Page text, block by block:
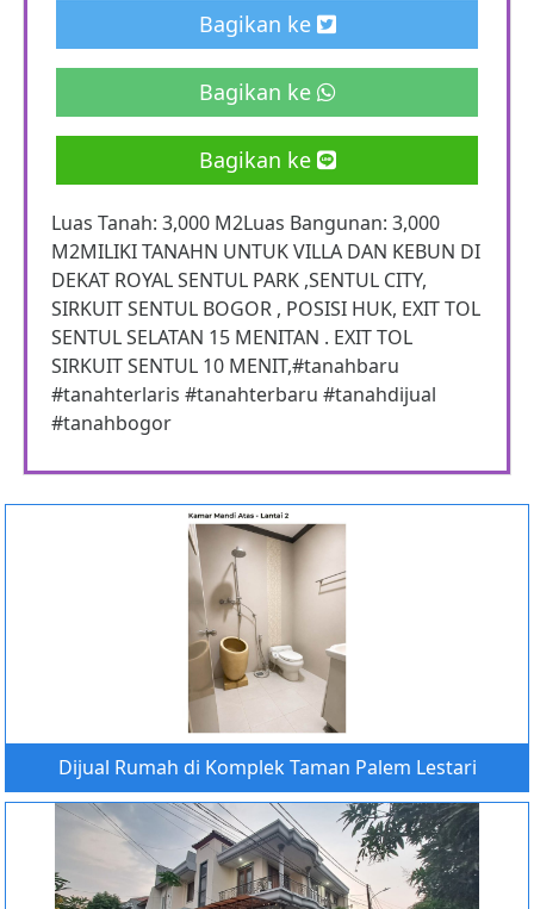
Bagikan ke
Bagikan ke
Bagikan ke
Luas Tanah: 3,000 M2Luas Bangunan: 3,000
M2MILIKI TANAHN UNTUK VILLA DAN KEBUN DI
DEKAT ROYAL SENTUL PARK ,SENTUL CITY,
SIRKUIT SENTUL BOGOR , POSISI HUK, EXIT TOL
SENTUL SELATAN 15 MENITAN . EXIT TOL
SIRKUIT SENTUL 10 MENIT,#tanahbaru
#tanahterlaris #tanahterbaru #tanahdijual
#tanahbogor
Dijual Rumah di Komplek Taman Palem Lestari